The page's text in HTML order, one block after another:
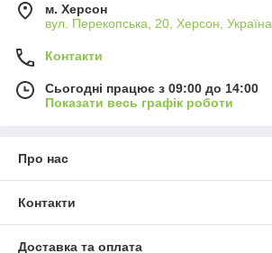
м. Херсон
вул. Перекопська, 20, Херсон, Україна
Контакти
Сьогодні працює з 09:00 до 14:00
Показати весь графік роботи
Про нас
Контакти
Доставка та оплата